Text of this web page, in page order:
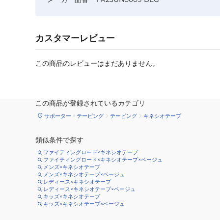
カスタマーレビュー
この商品のレビューはまだありません。
この商品が登録されているカテゴリ
サポーター・テーピング テーピング キネシオテープ
類似条件で探す
ファイティングロード×キネシオテープ
ファイティングロード×キネシオテープ×ベージュ
メンズ×キネシオテープ
メンズ×キネシオテープ×ベージュ
レディース×キネシオテープ
レディース×キネシオテープ×ベージュ
キッズ×キネシオテープ
キッズ×キネシオテープ×ベージュ